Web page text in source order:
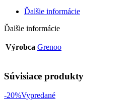
Ďalšie informácie
Ďalšie informácie
Výrobca Grenoo
Súvisiace produkty
-20%Vypredané